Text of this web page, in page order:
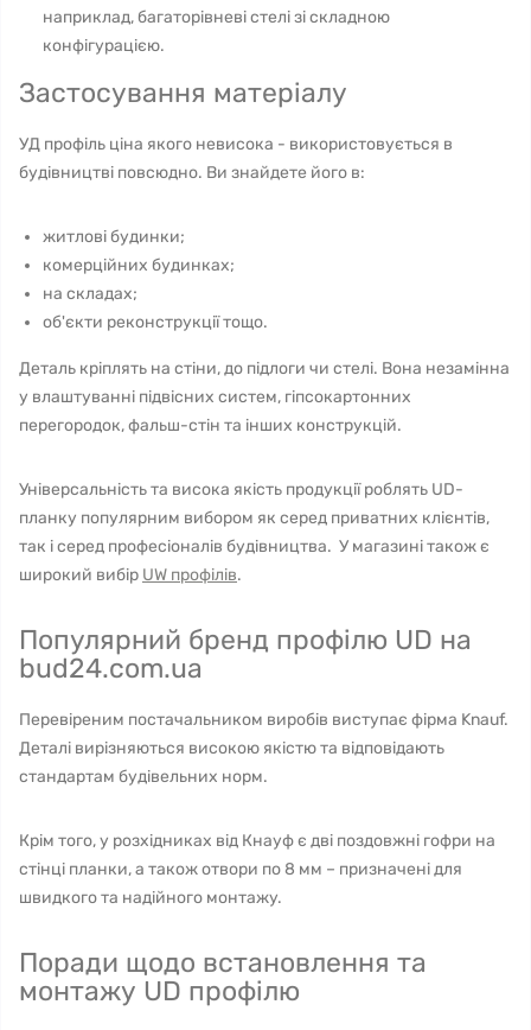
наприклад, багаторівневі стелі зі складною
конфігурацією.
Застосування матеріалу
УД профіль ціна якого невисока - використовується в
будівництві повсюдно. Ви знайдете його в:
житлові будинки;
комерційних будинках;
на складах;
об'єкти реконструкції тощо.
Деталь кріплять на стіни, до підлоги чи стелі. Вона незамінна
у влаштуванні підвісних систем, гіпсокартонних
перегородок, фальш-стін та інших конструкцій.
Універсальність та висока якість продукції роблять UD-
планку популярним вибором як серед приватних клієнтів,
так і серед професіоналів будівництва. У магазині також є
широкий вибір UW профілів.
Популярний бренд профілю UD на
bud24.com.ua
Перевіреним постачальником виробів виступає фірма Knauf.
Деталі вирізняються високою якістю та відповідають
стандартам будівельних норм.
Крім того, у розхідниках від Кнауф є дві поздовжні гофри на
стінці планки, а також отвори по 8 мм – призначені для
швидкого та надійного монтажу.
Поради щодо встановлення та
монтажу UD профілю